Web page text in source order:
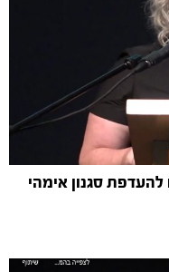
להעדפת סגנון אימהי